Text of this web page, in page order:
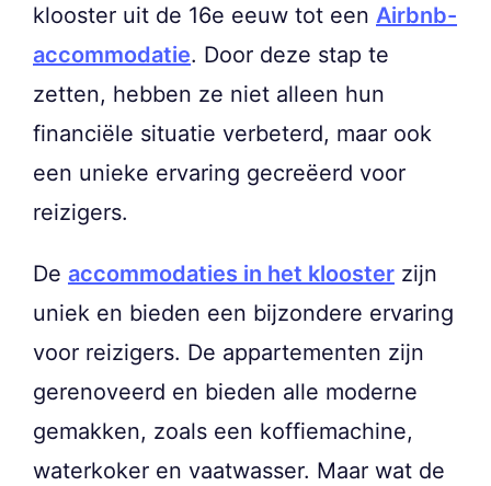
klooster uit de 16e eeuw tot een Airbnb-
accommodatie. Door deze stap te
zetten, hebben ze niet alleen hun
financiële situatie verbeterd, maar ook
een unieke ervaring gecreëerd voor
reizigers.
De accommodaties in het klooster zijn
uniek en bieden een bijzondere ervaring
voor reizigers. De appartementen zijn
gerenoveerd en bieden alle moderne
gemakken, zoals een koffiemachine,
waterkoker en vaatwasser. Maar wat de